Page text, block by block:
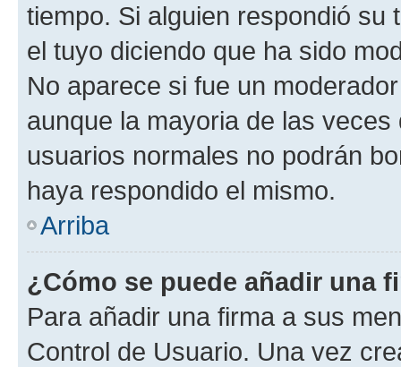
tiempo. Si alguien respondió
el tuyo diciendo que ha sido
No aparece si fue un
aunque la mayoria de las
usuarios normales no podrán
haya respondido el mismo.
Arriba
¿Cómo se puede añadir una
Para añadir una firma a sus
Control de Usuario. Una vez